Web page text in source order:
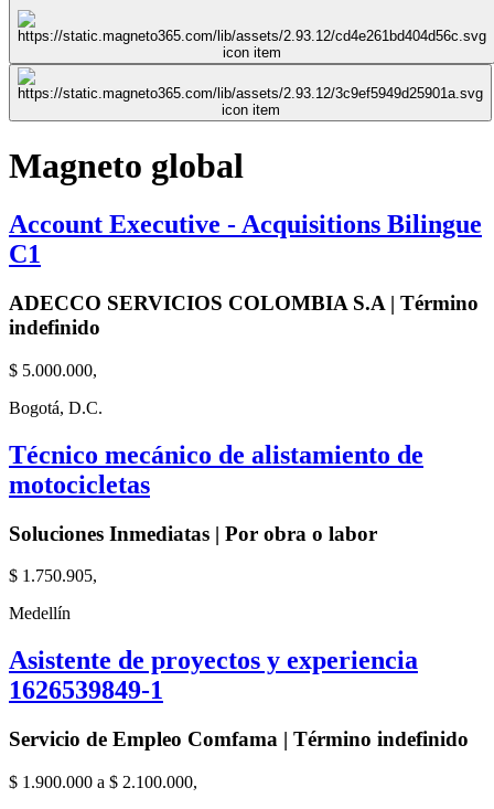
Magneto global
Account Executive - Acquisitions Bilingue
C1
ADECCO SERVICIOS COLOMBIA S.A | Término
indefinido
$ 5.000.000,
Bogotá, D.C.
Técnico mecánico de alistamiento de
motocicletas
Soluciones Inmediatas | Por obra o labor
$ 1.750.905,
Medellín
Asistente de proyectos y experiencia
1626539849-1
Servicio de Empleo Comfama | Término indefinido
$ 1.900.000 a $ 2.100.000,